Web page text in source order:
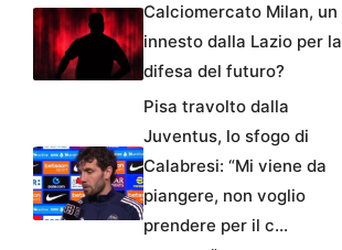
Calciomercato Milan, un
innesto dalla Lazio per la
difesa del futuro?
Pisa travolto dalla
Juventus, lo sfogo di
Calabresi: “Mi viene da
piangere, non voglio
prendere per il c…